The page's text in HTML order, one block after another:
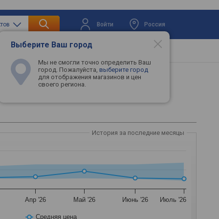
Войти Россия
Выберите Ваш город
Мы не смогли точно определить Ваш
город. Пожалуйста, выберите город
для отображения магазинов и цен
своего региона.
техника Телевизоры
История за последние месяцы
Средняя цена
Апр '26 Май '26 Июнь '26 Июль '26